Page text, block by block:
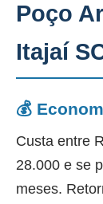
Poço
Itajaí
💰
Custa entre
28.000 e se
meses.